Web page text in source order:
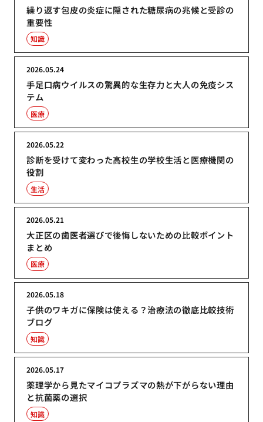
繰り返す包皮の炎症に隠された糖尿病の兆候と受診の
重要性
知識
手足口病ウイルスの驚異的な生存力と大人の免疫シス
テム
2026.05.24
医療
診断を受けて変わった高校生の学校生活と医療機関の
役割
2026.05.22
生活
大正区の歯医者選びで後悔しないための比較ポイント
まとめ
2026.05.21
医療
子供のワキガに保険は使える？治療法の徹底比較技術
ブログ
2026.05.18
知識
薬理学から見たマイコプラズマの熱が下がらない理由
と抗菌薬の選択
2026.05.17
知識